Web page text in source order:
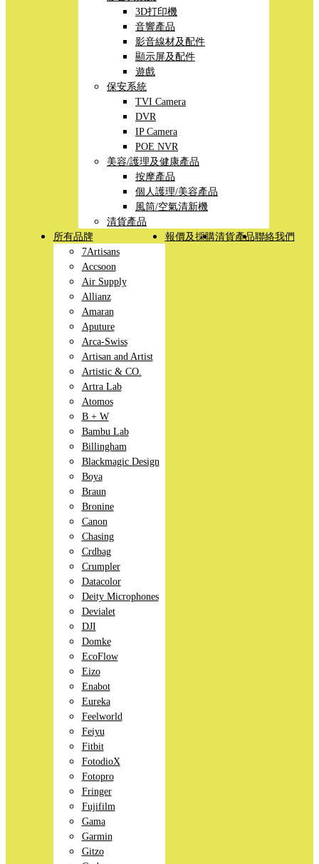
3D打印機
音響產品
影音線材及配件
顯示屏及配件
遊戲
保安系統
TVI Camera
DVR
IP Camera
POE NVR
美容/護理及健康產品
按摩產品
個人護理/美容產品
風筒/空氣清新機
清貨產品
所有品牌
7Artisans
Accsoon
Air Supply
Allianz
Amaran
Aputure
Arca-Swiss
Artisan and Artist
Artistic & CO.
Artra Lab
Atomos
B + W
Bambu Lab
Billingham
Blackmagic Design
Boya
Braun
Bronine
Canon
Chasing
Crdbag
Crumpler
Datacolor
Deity Microphones
Devialet
DJI
Domke
EcoFlow
Eizo
Enabot
Eureka
Feelworld
Feiyu
Fitbit
FotodioX
Fotopro
Fringer
Fujifilm
Gama
Garmin
Gitzo
報價及採購清貨產品聯絡我們